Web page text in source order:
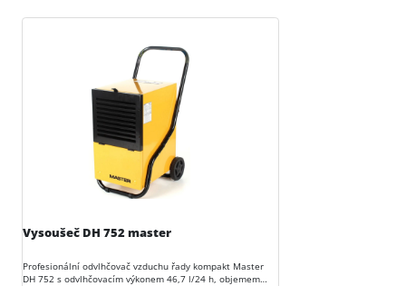
Vysoušeč DH 752 master
Profesionální odvlhčovač vzduchu řady kompakt Master
DH 752 s odvlhčovacím výkonem 46,7 l/24 h, objemem